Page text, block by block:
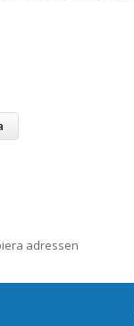
adressen